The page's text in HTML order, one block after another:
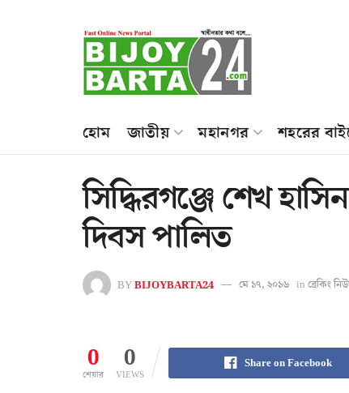
হোম জাতীয় মহানগর শহরের
সিদ্ধিরগঞ্জে শেখ
দিবস পালিত
BYBIJOYBARTA24 মে ১৭, ২০১৬ in ব্রেকিং
0
শেয়ার
0
VIEWS
Share on Facebook